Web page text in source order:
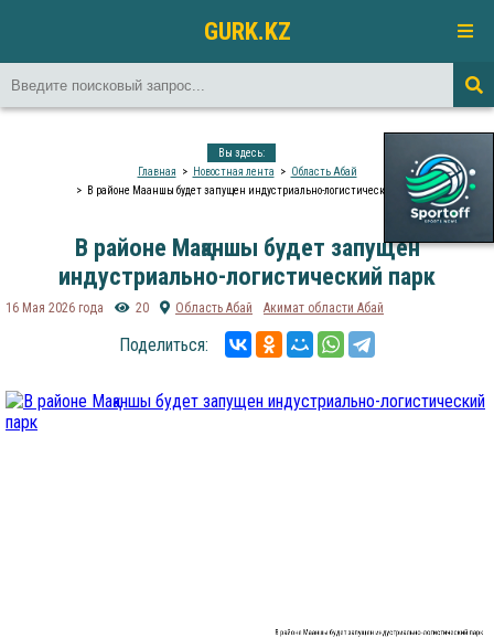
GURK.KZ
Вы здесь:
Главная
Новостная лента
Область Абай
В районе Мақаншы будет запущен индустриально-логистический парк
В районе Мақаншы будет запущен
индустриально-логистический парк
16 Мая 2026 года 20 Область Абай Акимат области Абай
Поделиться:
В районе Мақаншы будет запущен индустриально-логистический парк